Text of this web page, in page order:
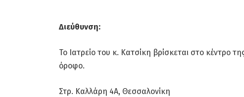
Διεύθυνση:
Το Ιατρείο του κ. Κατσίκη βρίσκεται στο κέντρο
όροφο.
Στρ. Καλλάρη 4Α, Θεσσαλονίκη